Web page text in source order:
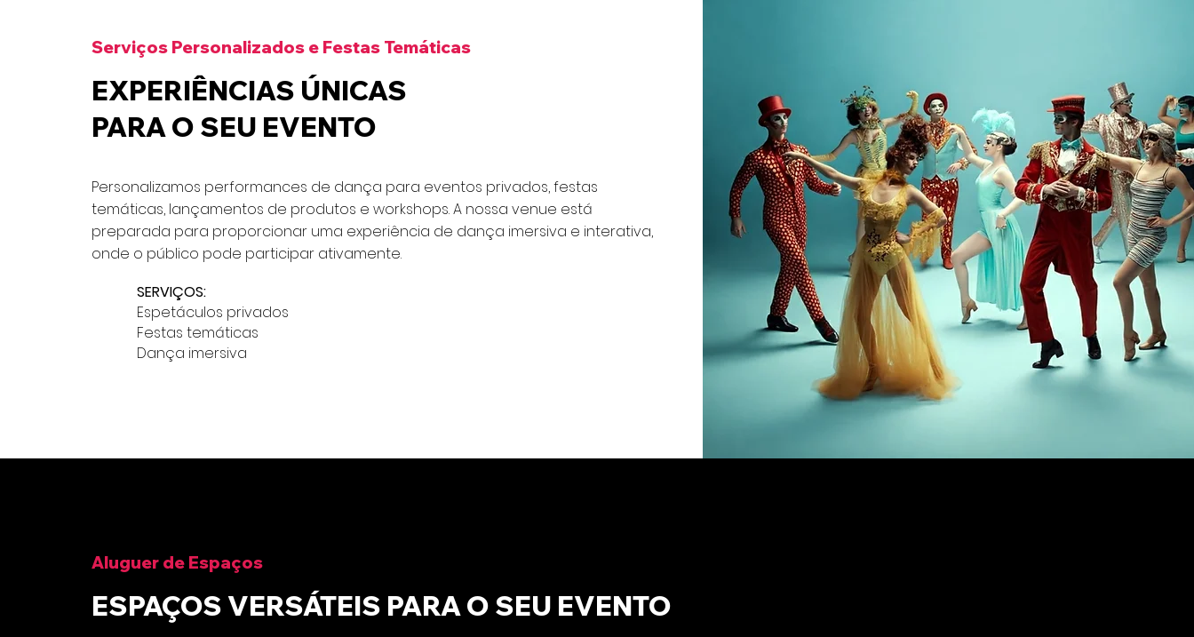
Serviços Personalizados e Festas Temáticas
EXPERIÊNCIAS ÚNICAS
PARA O SEU EVENTO
Personalizamos performances de dança para eventos privados, festas
temáticas, lançamentos de produtos e workshops. A nossa venue está
preparada para proporcionar uma experiência de dança imersiva e interativa,
onde o público pode participar ativamente.
SERVIÇOS:
Espetáculos privados
Festas temáticas
Dança imersiva
Aluguer de Espaços
ESPAÇOS VERSÁTEIS PARA O SEU EVENTO